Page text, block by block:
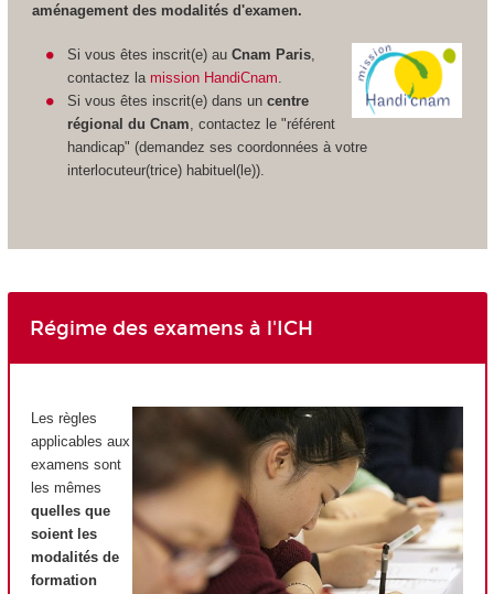
aménagement des modalités d'examen.
Si vous êtes inscrit(e) auCnam Paris,
contactez la mission HandiCnam.
Si vous êtes inscrit(e) dans uncentre
régional du Cnam, contactez le "référent
handicap" (demandez ses coordonnées à votre
interlocuteur(trice) habituel(le)).
Régime des examens à l'ICH
Les règles
applicables aux
examens sont
les mêmes
quelles que
soient les
modalités de
formation